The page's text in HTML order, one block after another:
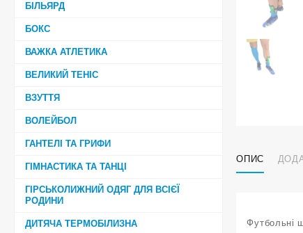
БІЛЬЯРД
БОКС
ВАЖКА АТЛЕТИКА
ВЕЛИКИЙ ТЕНІС
ВЗУТТЯ
ВОЛЕЙБОЛ
ГАНТЕЛІ ТА ГРИФИ
ГІМНАСТИКА ТА ТАНЦІ
ГІРСЬКОЛИЖНИЙ ОДЯГ ДЛЯ ВСІЄЇ
РОДИНИ
ДИТЯЧА ТЕРМОБІЛИЗНА
ОПИС
Футбольні